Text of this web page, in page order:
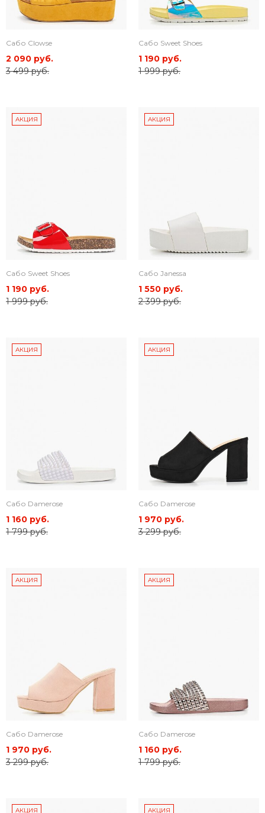
Сабо Clowse
2 090 руб.
3 499 руб.
Сабо Sweet Shoes
1 190 руб.
1 999 руб.
АКЦИЯ
Сабо Sweet Shoes
1 190 руб.
1 999 руб.
АКЦИЯ
Сабо Janessa
1 550 руб.
2 399 руб.
АКЦИЯ
Сабо Damerose
1 160 руб.
1 799 руб.
АКЦИЯ
Сабо Damerose
1 970 руб.
3 299 руб.
АКЦИЯ
Сабо Damerose
1 970 руб.
3 299 руб.
АКЦИЯ
Сабо Damerose
1 160 руб.
1 799 руб.
АКЦИЯ АКЦИЯ